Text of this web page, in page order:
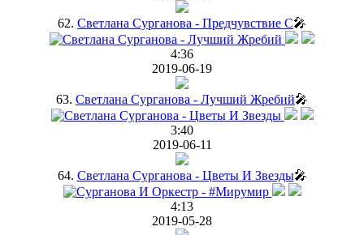
62. Светлана Сурганова - Предчувствие C🎤
4:36
2019-06-19
63. Светлана Сурганова - Лучший Жребий🎤
3:40
2019-06-11
64. Светлана Сурганова - Цветы И Звезды🎤
4:13
2019-05-28